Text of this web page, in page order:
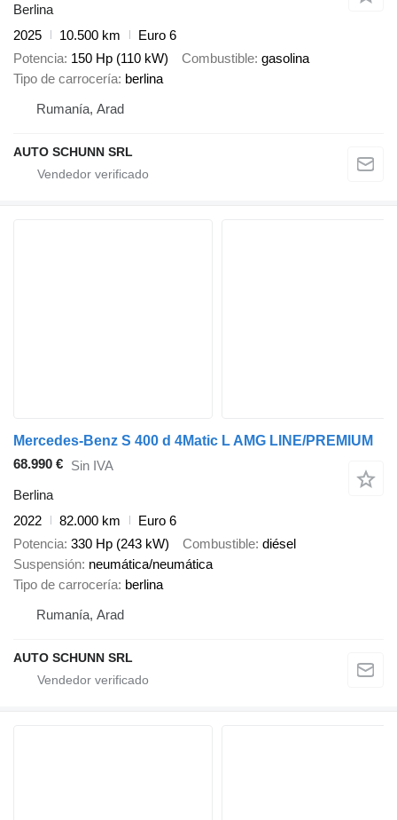
Berlina
2025
10.500 km
Euro 6
Potencia 150 Hp (110 kW) Combustible gasolina
Tipo de carrocería berlina
Rumanía, Arad
AUTO SCHUNN SRL
Mercedes-Benz S 400 d 4Matic L AMG LINE/PREMIUM
68.990 € Sin IVA
Berlina
2022
82.000 km
Euro 6
Potencia 330 Hp (243 kW) Combustible diésel
Suspensión neumática/neumática
Tipo de carrocería berlina
Rumanía, Arad
AUTO SCHUNN SRL